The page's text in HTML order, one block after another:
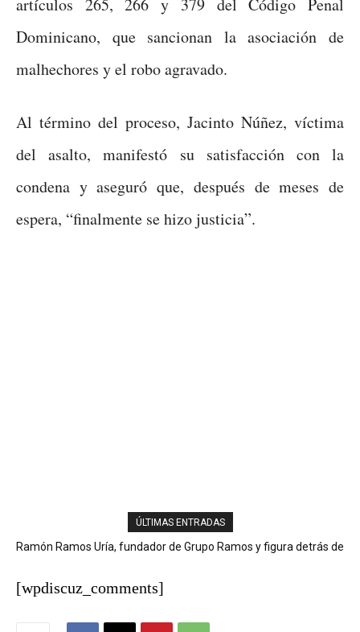
artículos 265, 266 y 379 del Código Penal
Dominicano, que sancionan la asociación de
malhechores y el robo agravado.
Al término del proceso, Jacinto Núñez, víctima
del asalto, manifestó su satisfacción con la
condena y aseguró que, después de meses de
espera, “finalmente se hizo justicia”.
ÚLTIMAS ENTRADAS
Ramón Ramos Uría, fundador de Grupo Ramos y figura detrás de
[wpdiscuz_comments]